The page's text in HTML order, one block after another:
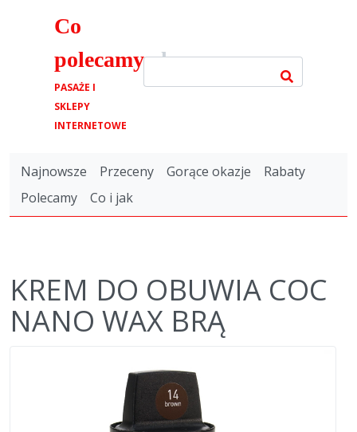
Co
polecamy.pl
PASAŻE I
SKLEPY
INTERNETOWE
Najnowsze Przeceny Gorące okazje
Rabaty
Polecamy
Co i jak
KREM DO OBUWIA COC
NANO WAX BRĄ